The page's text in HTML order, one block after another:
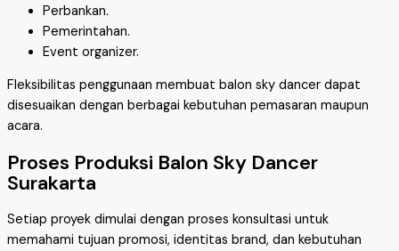
Perbankan.
Pemerintahan.
Event organizer.
Fleksibilitas penggunaan membuat balon sky dancer dapat
disesuaikan dengan berbagai kebutuhan pemasaran maupun
acara.
Proses Produksi Balon Sky Dancer
Surakarta
Setiap proyek dimulai dengan proses konsultasi untuk
memahami tujuan promosi, identitas brand, dan kebutuhan